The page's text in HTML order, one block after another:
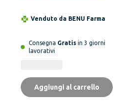
schermo a colori,
polso e modalità
multisport
Venduto da BENU Farma
Consegna Gratisin 3 giorni
lavorativi
Aggiungi al carrello